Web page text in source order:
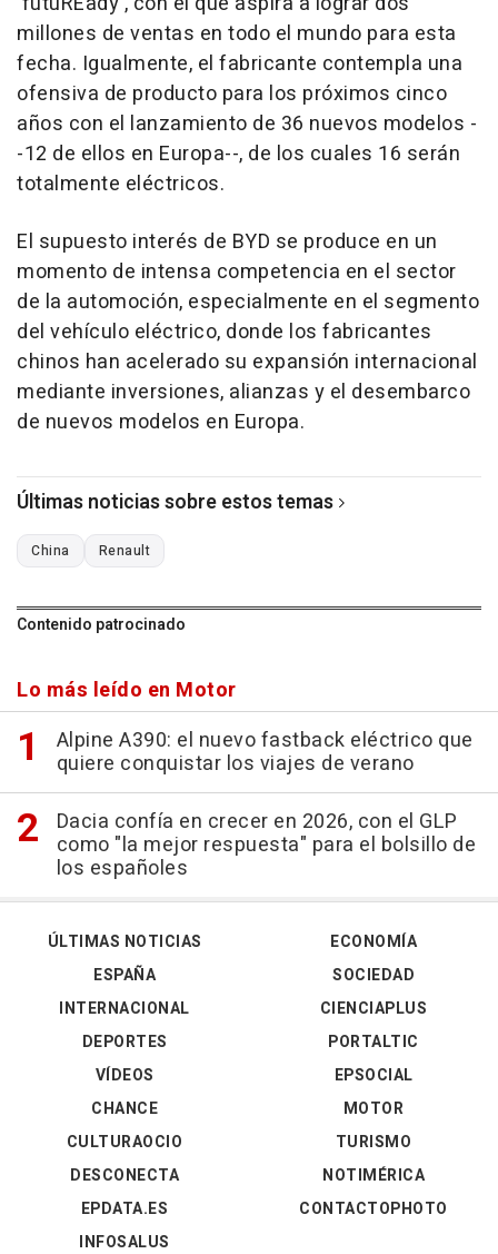
millones de ventas en todo el mundo para esta
fecha. Igualmente, el fabricante contempla una
ofensiva de producto para los próximos cinco
años con el lanzamiento de 36 nuevos modelos -
-12 de ellos en Europa--, de los cuales 16 serán
totalmente eléctricos.
El supuesto interés de BYD se produce en un
momento de intensa competencia en el sector
de la automoción, especialmente en el segmento
del vehículo eléctrico, donde los fabricantes
chinos han acelerado su expansión internacional
mediante inversiones, alianzas y el desembarco
de nuevos modelos en Europa.
Últimas noticias sobre estos temas
China Renault
Contenido patrocinado
Lo más leído en Motor
Alpine A390: el nuevo fastback eléctrico que
quiere conquistar los viajes de verano
Dacia confía en crecer en 2026, con el GLP
como "la mejor respuesta" para el bolsillo de
los españoles
ÚLTIMAS NOTICIAS
ESPAÑA
INTERNACIONAL
DEPORTES
VÍDEOS
ECONOMÍA
SOCIEDAD
CIENCIAPLUS
PORTALTIC
EPSOCIAL
CHANCE
CULTURAOCIO
DESCONECTA
EPDATA.ES
INFOSALUS
MOTOR
TURISMO
NOTIMÉRICA
CONTACTOPHOTO